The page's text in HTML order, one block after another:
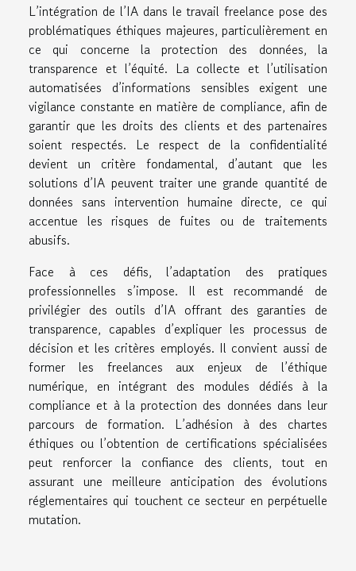
L’intégration de l’IA dans le travail freelance pose des
problématiques éthiques majeures, particulièrement en
ce qui concerne la protection des données, la
transparence et l’équité. La collecte et l’utilisation
automatisées d’informations sensibles exigent une
vigilance constante en matière de compliance, afin de
garantir que les droits des clients et des partenaires
soient respectés. Le respect de la confidentialité
devient un critère fondamental, d’autant que les
solutions d’IA peuvent traiter une grande quantité de
données sans intervention humaine directe, ce qui
accentue les risques de fuites ou de traitements
abusifs.
Face à ces défis, l’adaptation des pratiques
professionnelles s’impose. Il est recommandé de
privilégier des outils d’IA offrant des garanties de
transparence, capables d’expliquer les processus de
décision et les critères employés. Il convient aussi de
former les freelances aux enjeux de l’éthique
numérique, en intégrant des modules dédiés à la
compliance et à la protection des données dans leur
parcours de formation. L’adhésion à des chartes
éthiques ou l’obtention de certifications spécialisées
peut renforcer la confiance des clients, tout en
assurant une meilleure anticipation des évolutions
réglementaires qui touchent ce secteur en perpétuelle
mutation.